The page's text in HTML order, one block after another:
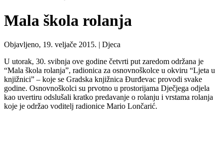
Mala škola rolanja
Objavljeno, 19. veljače 2015. | Djeca
U utorak, 30. svibnja ove godine četvrti put zaredom održana je
“Mala škola rolanja”, radionica za osnovnoškolce u okviru “Ljeta u
knjižnici” – koje se Gradska knjižnica Đurđevac provodi svake
godine. Osnovnoškolci su prvotno u prostorijama Dječjega odjela
kao uvertiru odslušali kratko predavanje o rolanju i vrstama rolanja
koje je održao voditelj radionice Mario Lončarić.